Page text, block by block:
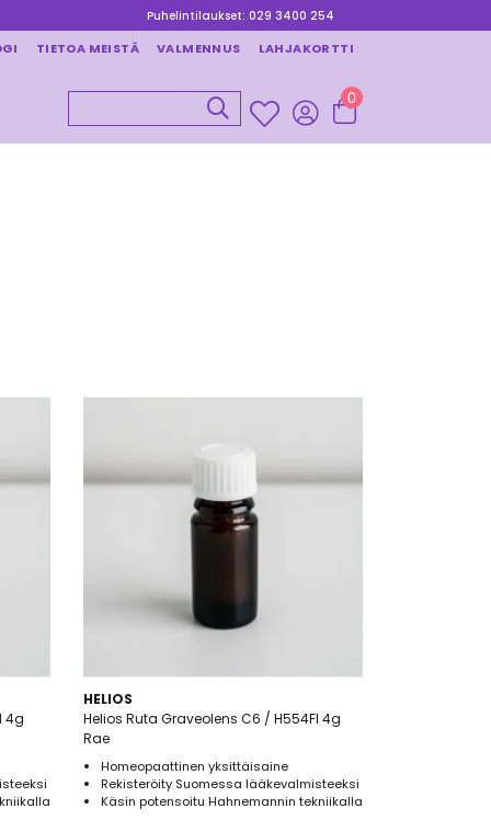
Puhelintilaukset: 029 3400 254
TIETOA MEISTÄ VALMENNUS LAHJAKORTTI
0
4g
HELIOS
Helios Ruta Graveolens C6 / H554FI 4g
Rae
Homeopaattinen yksittäisaine
Rekisteröity Suomessa lääkevalmisteeksi
Käsin potensoitu Hahnemannin tekniikalla